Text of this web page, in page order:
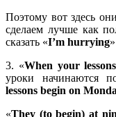
Поэтому вот здесь
сделаем лучше как
сказать «I’m hurrying
3. «When your
уроки начинаются
lessons begin on
«They (to begin) at